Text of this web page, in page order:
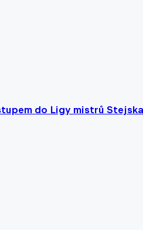
do Ligy mistrů